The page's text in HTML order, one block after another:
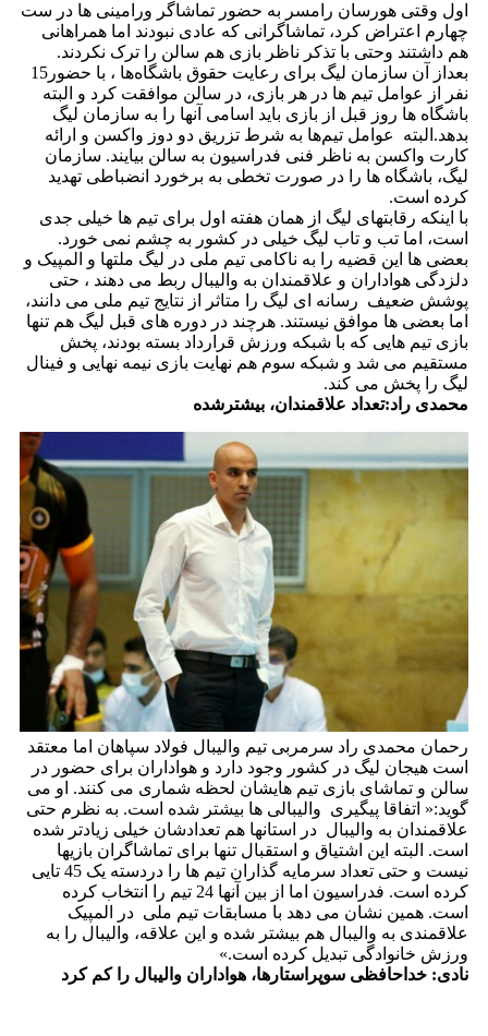
اول وقتی هورسان رامسر به حضور تماشاگر ورامینی ها در ست
چهارم اعتراض کرد، تماشاگرانی که عادی نبودند اما همراهانی
هم داشتند وحتی با تذکر ناظر بازی هم سالن را ترک نکردند.
بعداز آن سازمان لیگ برای رعایت حقوق باشگاه‌ها ، با حضور15
نفر از عوامل تیم ها در هر بازی، در سالن موافقت کرد و البته
باشگاه ها روز قبل از بازی باید اسامی آنها را به سازمان لیگ
بدهد.البته عوامل تیم‌ها به شرط تزریق دو دوز واکسن و ارائه
کارت واکسن به ناظر فنی فدراسیون به سالن بیایند. سازمان
لیگ، باشگاه ها را در صورت تخطی به برخورد انضباطی تهدید
کرده است.
با اینکه رقابتهای لیگ از همان هفته اول برای تیم ها خیلی جدی
است، اما تب و تاب لیگ خیلی در کشور به چشم نمی خورد.
بعضی ها این قضیه را به ناکامی تیم ملی در لیگ ملتها و المپیک و
دلزدگی هواداران و علاقمندان به والیبال ربط می دهند ، حتی
پوشش ضعیف رسانه ای لیگ را متاثر از نتایج تیم ملی می دانند،
اما بعضی ها موافق نیستند. هرچند در دوره های قبل لیگ هم تنها
بازی تیم هایی که با شبکه ورزش قرارداد بسته بودند، پخش
مستقیم می شد و شبکه سوم هم نهایت بازی نیمه نهایی و فینال
لیگ را پخش می کند.
محمدی راد:تعداد علاقمندان، بیشترشده
رحمان محمدی راد سرمربی تیم والیبال فولاد سپاهان اما معتقد
است هیجان لیگ در کشور وجود دارد و هواداران برای حضور در
سالن و تماشای بازی تیم هایشان لحظه شماری می کنند. او می
گوید:« اتفاقا پیگیری والیبالی ها بیشتر شده است. به نظرم حتی
علاقمندان به والیبال در استانها هم تعدادشان خیلی زیادتر شده
است. البته این اشتیاق و استقبال تنها برای تماشاگران بازیها
نیست و حتی تعداد سرمایه گذاران تیم ها را دردسته یک 45 تایی
کرده است. فدراسیون اما از بین آنها 24 تیم را انتخاب کرده
است. همین نشان می دهد با مسابقات تیم ملی در المپیک
علاقمندی به والیبال هم بیشتر شده و این علاقه، والیبال را به
ورزش خانوادگی تبدیل کرده است.»
نادی: خداحافظی سوپراستارها، هواداران والیبال را کم کرد